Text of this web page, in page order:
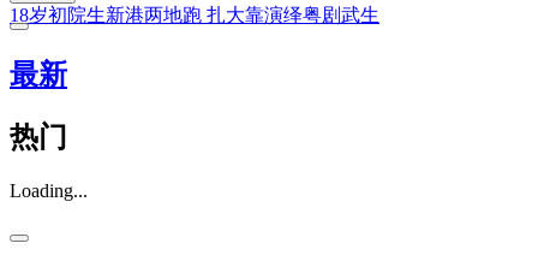
18岁初院生新港两地跑 扎大靠演绎粤剧武生
最新
热门
Loading...